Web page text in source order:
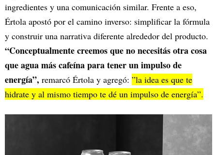
ingredientes y una comunicación similar. Frente a eso,
Értola apostó por el camino inverso: simplificar la fórmula
y construir una narrativa diferente alrededor del producto.
“Conceptualmente creemos que no necesitás otra cosa
que agua más cafeína para tener un impulso de
energía”, remarcó Értola y agregó: ”la idea es que te
hidrate y al mismo tiempo te dé un impulso de energía”.